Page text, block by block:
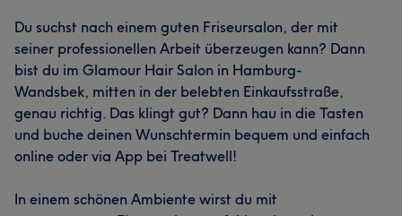
Du suchst nach einem guten Friseursalon, der mit
seiner professionellen Arbeit überzeugen kann? Dann
bist du im Glamour Hair Salon in Hamburg-
Wandsbek, mitten in der belebten Einkaufsstraße,
genau richtig. Das klingt gut? Dann hau in die Tasten
und buche deinen Wunschtermin bequem und einfach
online oder via App bei Treatwell!
In einem schönen Ambiente wirst du mit